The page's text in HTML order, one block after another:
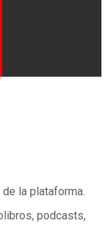
la plataforma.
podcasts,